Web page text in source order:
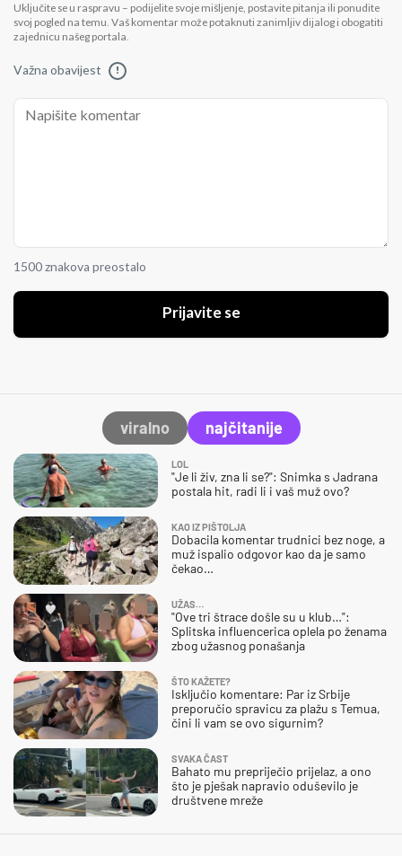
Uključite se u raspravu – podijelite svoje mišljenje, postavite pitanja ili ponudite
svoj pogled na temu. Vaš komentar može potaknuti zanimljiv dijalog i obogatiti
zajednicu našeg portala.
Važna obavijest !
1500 znakova preostalo
Prijavite se
viralno najčitanije
LOL
"Je li živ, zna li se?": Snimka s Jadrana
postala hit, radi li i vaš muž ovo?
KAO IZ PIŠTOLJA
Dobacila komentar trudnici bez noge, a
muž ispalio odgovor kao da je samo
čekao…
UŽAS…
"Ove tri štrace došle su u klub…":
Splitska influencerica oplela po ženama
zbog užasnog ponašanja
ŠTO KAŽETE?
Isključio komentare: Par iz Srbije
preporučio spravicu za plažu s Temua,
čini li vam se ovo sigurnim?
SVAKA ČAST
Bahato mu prepriječio prijelaz, a ono
što je pješak napravio oduševilo je
društvene mreže